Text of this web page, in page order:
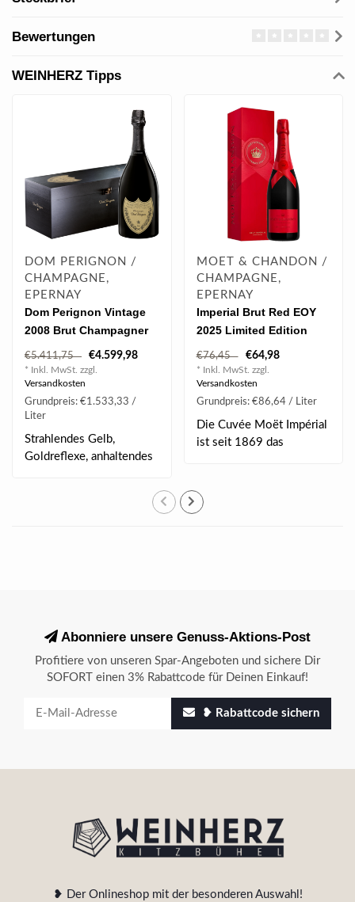
Bewertungen
WEINHERZ Tipps
DOM PERIGNON /
CHAMPAGNE,
EPERNAY
Dom Perignon Vintage
2008 Brut Champagner
Jeroboam 3.0 l
€5.411,75 €4.599,98
* Inkl. MwSt. zzgl.
Versandkosten
Grundpreis: €1.533,33 /
Liter
Strahlendes Gelb,
Goldreflexe, anhaltendes
MOET & CHANDON /
CHAMPAGNE,
EPERNAY
Imperial Brut Red EOY
2025 Limited Edition
0.75 l 12.50% vol
€76,45 €64,98
* Inkl. MwSt. zzgl.
Versandkosten
Grundpreis: €86,64 / Liter
Die Cuvée Moët Impérial
ist seit 1869 das
Abonniere unsere Genuss-Aktions-Post
Profitiere von unseren Spar-Angeboten und sichere Dir
SOFORT einen 3% Rabattcode für Deinen Einkauf!
❥ Rabattcode sichern
❥ Der Onlineshop mit der besonderen Auswahl!